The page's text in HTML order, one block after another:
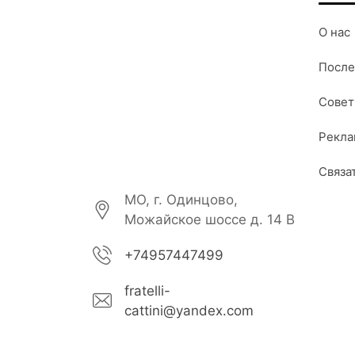
МО, г. Одинцово,
Можайское шоссе д. 14 В
+74957447499
fratelli-
cattini@yandex.com
О нас